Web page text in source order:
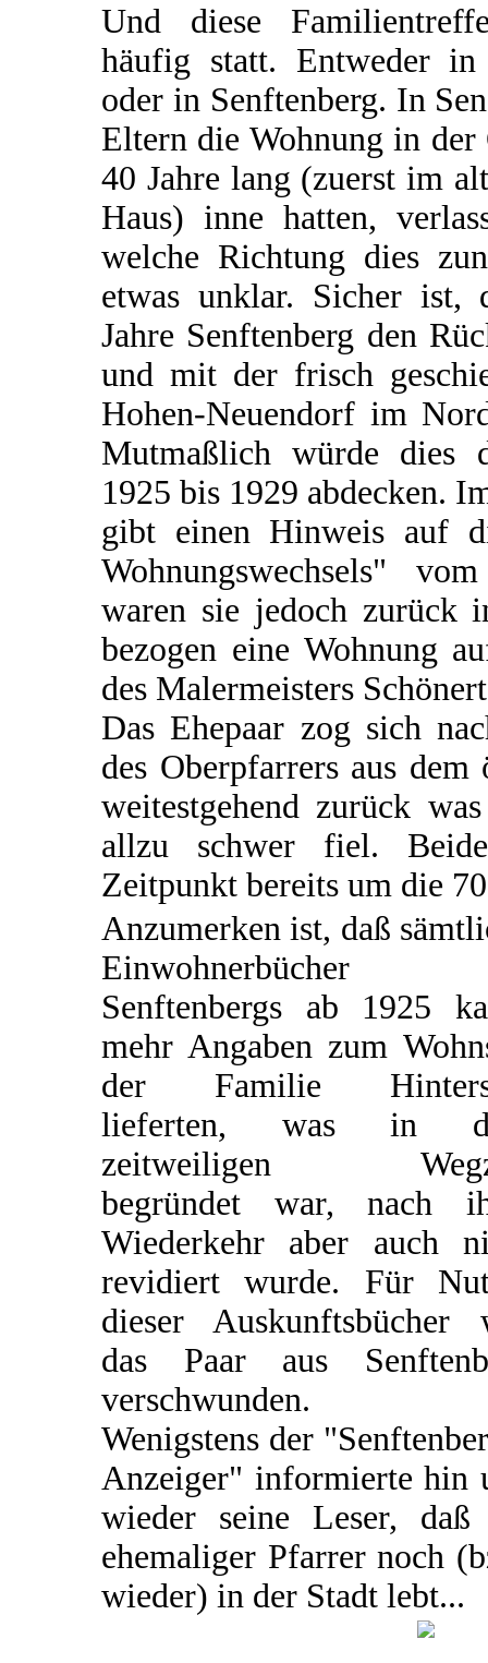
Und diese
häufig statt. Entweder in
oder in Senftenberg. In
Eltern die Wohnung in der
40 Jahre lang (zuerst im
Haus) inne hatten,
welche Richtung dies
etwas unklar. Sicher ist,
Jahre Senftenberg den
und mit der frisch
Hohen-Neuendorf im
Mutmaßlich würde dies
1925 bis 1929 abdecken.
gibt einen Hinweis auf
Wohnungswechsels"
waren sie jedoch zurück
bezogen eine Wohnung
des Malermeisters
Das Ehepaar zog sich
des Oberpfarrers aus
weitestgehend zurück
allzu schwer fiel.
Zeitpunkt bereits um die
Anzumerken ist, daß
Einwohnerbücher
Senftenbergs ab 1925
mehr Angaben zum
der Familie
lieferten, was in
zeitweiligen
begründet war, nach
Wiederkehr aber auch
revidiert wurde. Für
dieser Auskunftsbücher
das Paar aus
verschwunden.
Wenigstens der
Anzeiger" informierte hin
wieder seine Leser,
ehemaliger Pfarrer noch
wieder) in der Stadt lebt...